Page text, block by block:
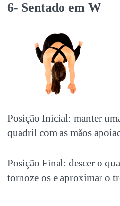
6- Sentado em W
Posição Inicial: manter
quadril com as mãos
Posição Final: descer o
tornozelos e aproximar o